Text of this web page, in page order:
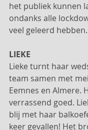
het publiek kunnen
ondanks alle
veel geleerd hebben.
LIEKE
Lieke turnt haar
team samen met
Eemnes en Almere.
verrassend goed.
blij met haar
keer gevallen! Het